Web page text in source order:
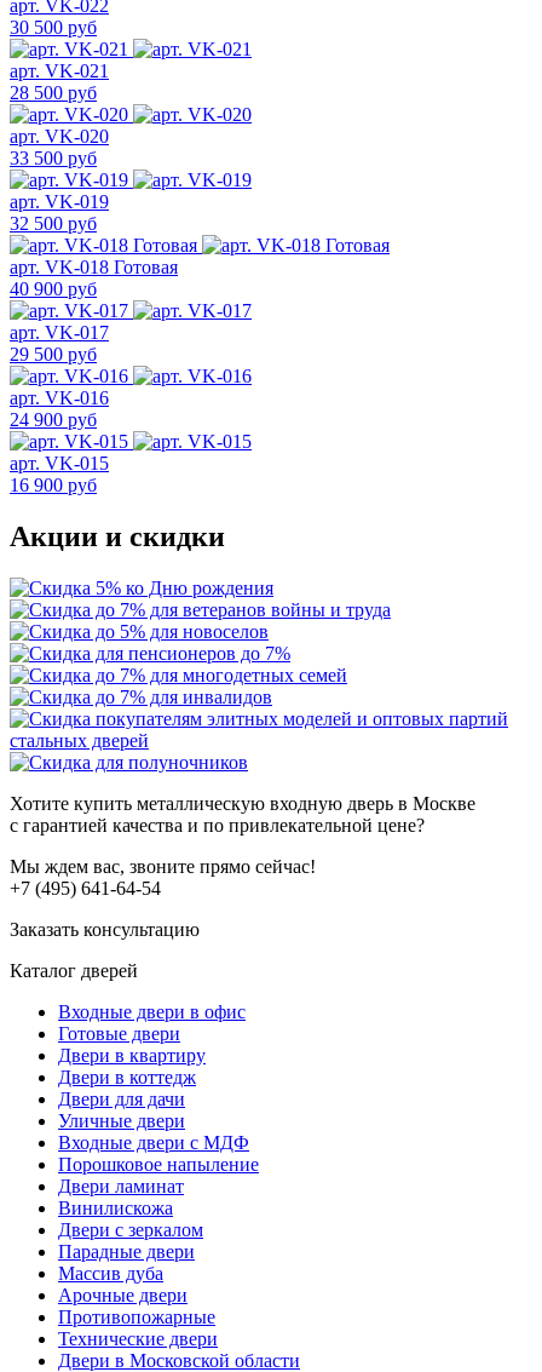
арт. VK-022
30 500 руб
арт. VK-021
28 500 руб
арт. VK-020
33 500 руб
арт. VK-019
32 500 руб
арт. VK-018 Готовая
40 900 руб
арт. VK-017
29 500 руб
арт. VK-016
24 900 руб
арт. VK-015
16 900 руб
Акции и скидки
Хотите купить металлическую входную дверь в Москве
с гарантией качества и по привлекательной цене?
Мы ждем вас, звоните прямо сейчас!
+7 (495) 641-64-54
Заказать консультацию
Каталог дверей
Входные двери в офис
Готовые двери
Двери в квартиру
Двери в коттедж
Двери для дачи
Уличные двери
Входные двери с МДФ
Порошковое напыление
Двери ламинат
Винилискожа
Двери с зеркалом
Парадные двери
Массив дуба
Арочные двери
Противопожарные
Технические двери
Двери в Московской области